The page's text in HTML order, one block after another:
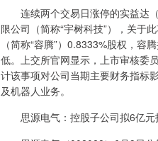
连续两个交易日涨停的实益达（
限公司（简称“宇树科技”），关于
（简称“容腾”）0.8333%股权，
低。上交所官网显示，上市审核委
计该事项对公司当期主要财务指标
及机器人业务。
思源电气：控股子公司拟6亿元